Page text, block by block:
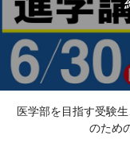
医学部を目指す受験
のため